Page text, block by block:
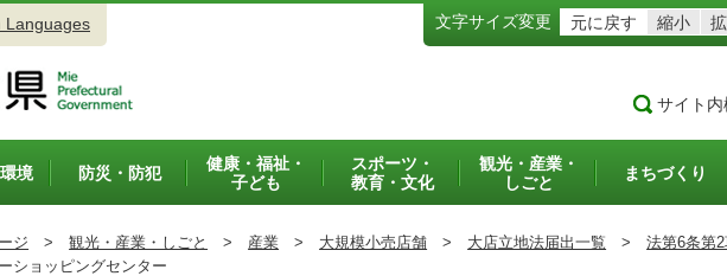
Languages 文字サイズ変更 元に戻す 縮小
サイト内
境 防災・防犯
健康・福祉・
子ども
スポーツ・
教育・文化
観光・産業・
しごと
まちづくり
ジ > 観光・産業・しごと > 産業 > 大規模小売店舗 > 大店立地法届出一覧 > 法第6条第
ショッピングセンター